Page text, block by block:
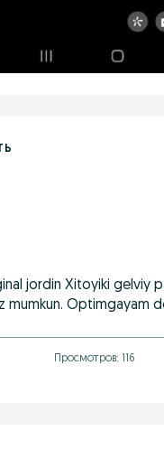
jordin Xitoyiki gelviy
Optimgayam
Просмотров: 116